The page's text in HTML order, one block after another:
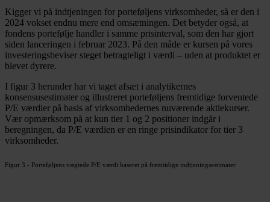
Kigger vi på indtjeningen for porteføljens virksomheder, så er den i
2024 vokset endnu mere end omsætningen. Det betyder også, at
fondens portefølje handler i samme prisinterval, som den har gjort
siden lanceringen i februar 2023. På den måde er kursen på vores
investeringsbeviser steget betragteligt i værdi – uden at produktet er
blevet dyrere.
I figur 3 herunder har vi taget afsæt i analytikernes
konsensusestimater og illustreret porteføljens fremtidige forventede
P/E værdier på basis af virksomhedernes nuværende aktiekurser.
Vær opmærksom på at kun tier 1 og 2 positioner indgår i
beregningen, da P/E værdien er en ringe prisindikator for tier 3
virksomheder.
Figur 3 - Porteføljens vægtede P/E værdi baseret på fremtidige indtjeningsestimater